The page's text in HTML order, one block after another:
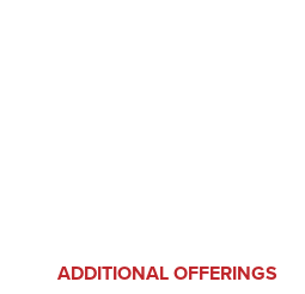
ADDITIONAL OFFERINGS